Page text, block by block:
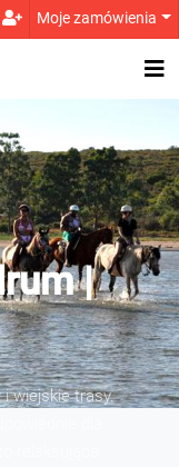
Moje zamówienia
|
i wiejskie trasy.